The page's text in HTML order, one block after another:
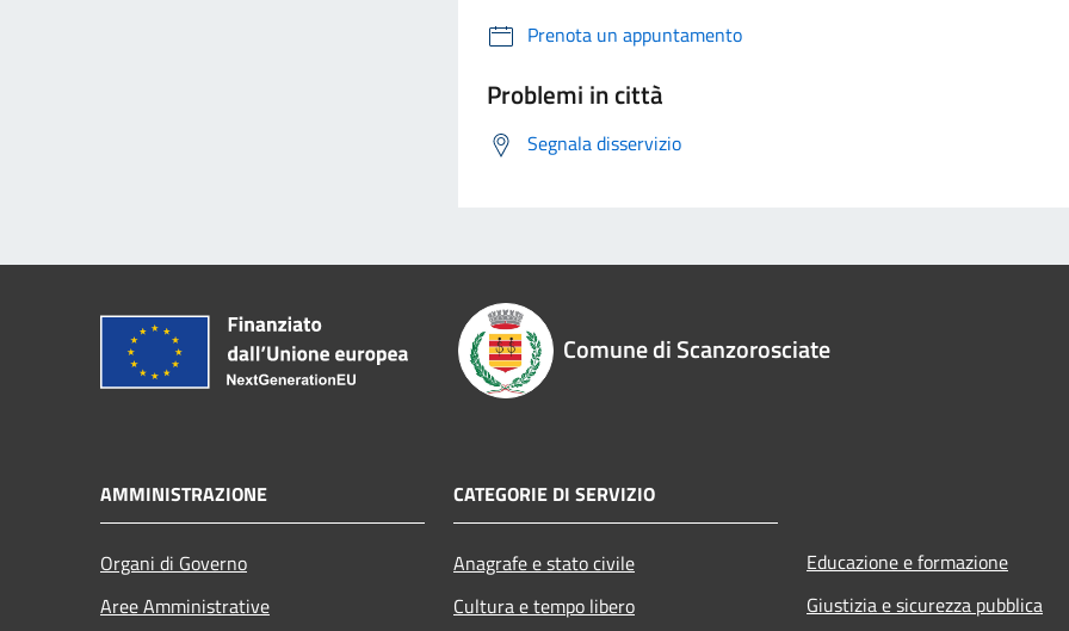
Prenota un appuntamento
Problemi in città
Segnala disservizio
Comune di Scanzorosciate
AMMINISTRAZIONE
Organi di Governo
Aree Amministrative
CATEGORIE DI SERVIZIO
Anagrafe e stato civile
Cultura e tempo libero
Educazione e formazione
Giustizia e sicurezza pubblica